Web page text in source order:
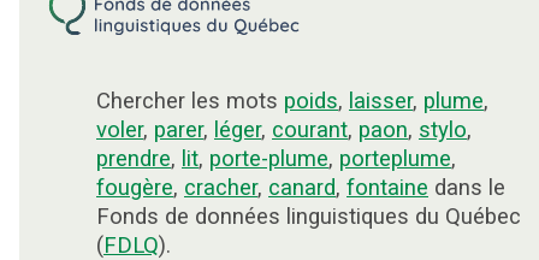
Chercher les mots poids, laisser, plume,
voler, parer, léger, courant, paon, stylo,
prendre, lit, porte-plume, porteplume,
fougère, cracher, canard, fontaine dans le
Fonds de données linguistiques du Québec
(FDLQ).